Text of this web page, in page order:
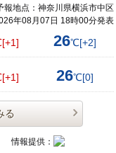
報地点：神奈川県横浜市中区
年08月07日 18時00分発表
[+1] 26℃[+2]
[+1] 26℃[0]
る
情報提供：